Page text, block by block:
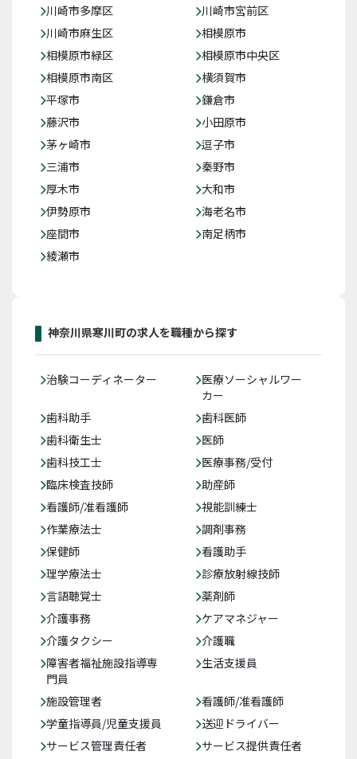
川崎市多摩区
川崎市宮前区
川崎市麻生区
相模原市
相模原市緑区
相模原市中央区
相模原市南区
横須賀市
平塚市
鎌倉市
藤沢市
小田原市
茅ヶ崎市
逗子市
三浦市
秦野市
厚木市
大和市
伊勢原市
海老名市
座間市
南足柄市
綾瀬市
神奈川県寒川町の求人を職種から探す
治験コーディネーター
医療ソーシャルワー
カー
歯科助手
歯科医師
歯科衛生士
医師
歯科技工士
医療事務/受付
臨床検査技師
助産師
看護師/准看護師
視能訓練士
作業療法士
調剤事務
保健師
看護助手
理学療法士
診療放射線技師
言語聴覚士
薬剤師
介護事務
ケアマネジャー
介護タクシー
介護職
障害者福祉施設指導専
門員
生活支援員
施設管理者
看護師/准看護師
学童指導員/児童支援員
送迎ドライバー
サービス管理責任者
サービス提供責任者